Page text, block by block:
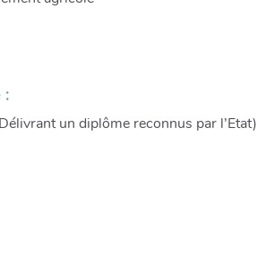
:
un diplôme reconnus par l’Etat)